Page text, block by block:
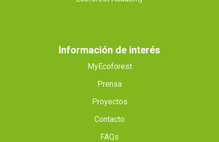
Información de interés
MyEcoforest
Prensa
Proyectos
Contacto
FAQs